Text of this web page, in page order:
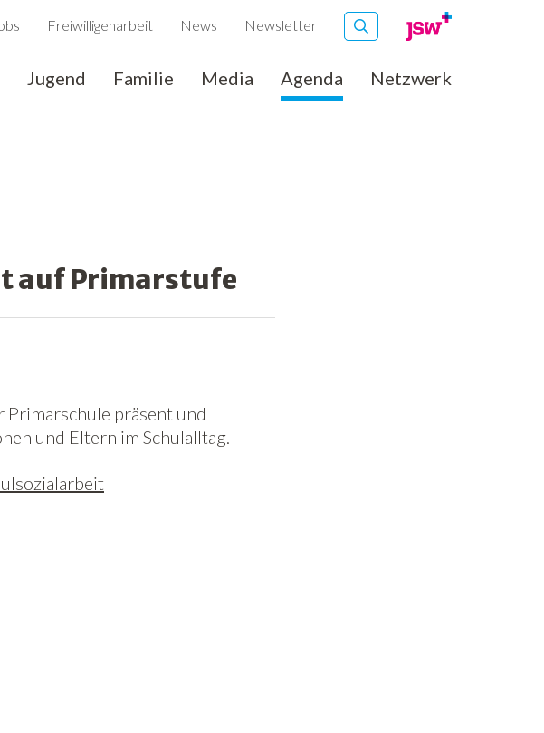
Freiwilligenarbeit News Newsletter
Jugend Familie Media Agenda Netzwerk
auf Primarstufe
Primarschule präsent und
und Eltern im Schulalltag.